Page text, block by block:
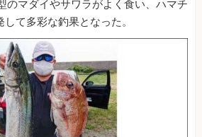
のマダイやサワラがよく食い、ハマチ
て多彩な釣果となった。